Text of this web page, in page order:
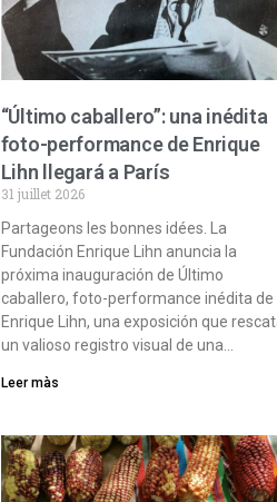
“Último caballero”: una inédita
foto-performance de Enrique
Lihn llegará a París
31 juillet 2026
Partageons les bonnes idées. La
Fundación Enrique Lihn anuncia la
próxima inauguración de Último
caballero, foto-performance inédita de
Enrique Lihn, una exposición que
un valioso registro visual de una…
Leer màs